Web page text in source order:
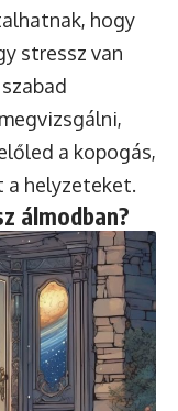
hogy
stressz van
a kopogás,
a helyzeteket.
álmodban?